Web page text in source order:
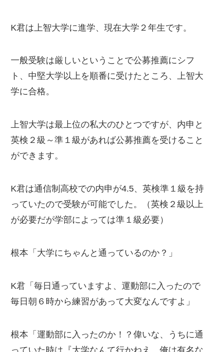
K君は上智大学に進学、現在大学２年生です。
一般受験は厳しいということで公募推薦にシフ
ト、中堅大学以上を順番に受けたところ、上智大
学に合格。
上智大学は最上位の私大のひとつですが、内申と
英検２級～準１級があれば公募推薦を受けること
ができます。
K君は通信制高校での内申が4.5、英検準１級を持
っていたので受験が可能でした。（英検２級以上
が必要だが学部によっては準１級必要）
根本「大学にちゃんと通っているのか？」
K君「毎日通っていますよ、運動部に入ったので
毎日朝６時から練習があって大変なんですよ」
根本「運動部に入ったのか！？偉いな、うちに通
っていた時は『大学なんて行かねえ、俺は有名な